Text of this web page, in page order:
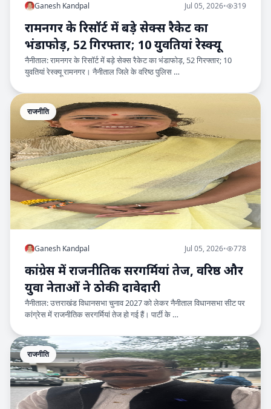
Ganesh Kandpal Jul 05, 2026• 319
रामनगर के रिसॉर्ट में बड़े सेक्स रैकेट का
भंडाफोड़, 52 गिरफ्तार; 10 युवतियां रेस्क्यू
नैनीताल: रामनगर के रिसॉर्ट में बड़े सेक्स रैकेट का भंडाफोड़, 52 गिरफ्तार; 10
युवतियां रेस्क्यू रामनगर। नैनीताल जिले के वरिष्ठ पुलिस …
राजनीति
Ganesh Kandpal Jul 05, 2026• 778
कांग्रेस में राजनीतिक सरगर्मियां तेज, वरिष्ठ और
युवा नेताओं ने ठोकी दावेदारी
नैनीताल: उत्तराखंड विधानसभा चुनाव 2027 को लेकर नैनीताल विधानसभा सीट पर
कांग्रेस में राजनीतिक सरगर्मियां तेज हो गई हैं। पार्टी के …
राजनीति